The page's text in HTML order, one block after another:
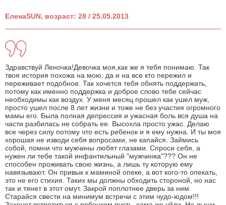
ЕленаSUN, возраст: 28 / 25.05.2013
Здравствуй Леночка!Девочка моя,как же я тебя понимаю. Так
твоя история похожа на мою, да и на все кто пережил и
переживает подобное. Так хочется тебя обнять поддержать,
потому как именно поддержка и доброе слово тебе сейчас
необходимы как воздух. У меня месяц прошел как ушел муж,
просто ушел после 8 лет жизни и тоже не без участия огромного
мамы его. Была полная депрессия и ужасная боль вся душа на
части разбилась не собрать ее. Высохла просто ужас. Делаю
все через силу потому что есть ребенок и я ему нужна. И ты моя
хорошая не изводи себя вопросами, не капайся. Займись
собой, помни что мужчины любят глазами. Спроси себя, а
нужен ли тебе такой инфантильный "мужчинка"??? Он не
способен проживать свою жизнь, а лишь ту которую ему
навязывают. Он привык к маминой опеке, а вот кого-то опекать,
это не его стихия. Таких мы должны обходить стороной, но нас
так и тянет в этот омут. Закрой поплотнее дверь за ним.
Старайся свести на минимум встречи с этим чудо-юдом!!!